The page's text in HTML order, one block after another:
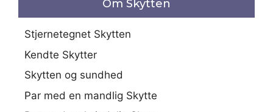
Om Skytten
Stjernetegnet Skytten
Kendte Skytter
Skytten og sundhed
Par med en mandlig Skytte